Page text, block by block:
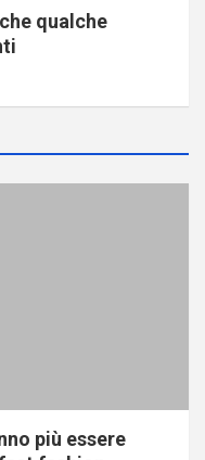
qualche
più essere